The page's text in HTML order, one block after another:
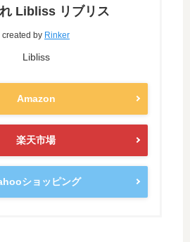
Libliss リブリス
created by Rinker
Libliss
Amazon
楽天市場
ショッピング